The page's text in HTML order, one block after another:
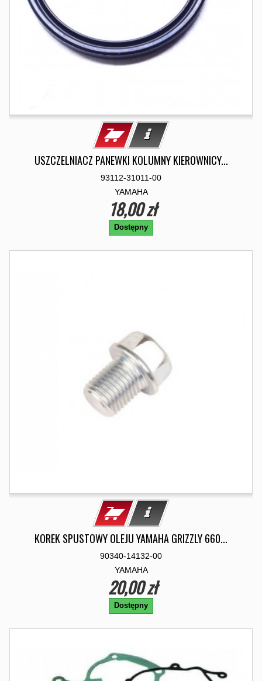
USZCZELNIACZ PANEWKI KOLUMNY KIEROWNICY...
93112-31011-00
YAMAHA
18,00 zł
Dostępny
KOREK SPUSTOWY OLEJU YAMAHA GRIZZLY 660...
90340-14132-00
YAMAHA
20,00 zł
Dostępny